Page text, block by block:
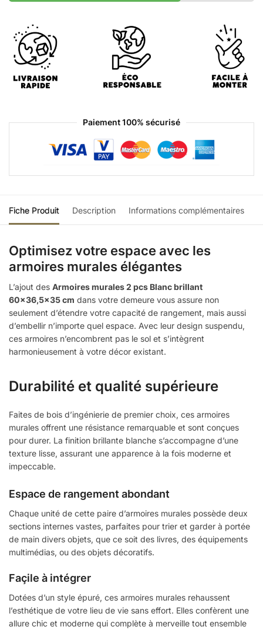
Paiement 100% sécurisé
Fiche Produit Description Informations complémentaires
Optimisez votre espace avec les
armoires murales élégantes
L’ajout des Armoires murales 2 pcs Blanc brillant
60×36,5×35 cm dans votre demeure vous assure non
seulement d’étendre votre capacité de rangement, mais aussi
d’embellir n’importe quel espace. Avec leur design suspendu,
ces armoires n’encombrent pas le sol et s’intègrent
harmonieusement à votre décor existant.
Durabilité et qualité supérieure
Faites de bois d’ingénierie de premier choix, ces armoires
murales offrent une résistance remarquable et sont conçues
pour durer. La finition brillante blanche s’accompagne d’une
texture lisse, assurant une apparence à la fois moderne et
impeccable.
Espace de rangement abondant
Chaque unité de cette paire d’armoires murales possède deux
sections internes vastes, parfaites pour trier et garder à portée
de main divers objets, que ce soit des livres, des équipements
multimédias, ou des objets décoratifs.
Façile à intégrer
Dotées d’un style épuré, ces armoires murales rehaussent
l’esthétique de votre lieu de vie sans effort. Elles confèrent une
allure chic et moderne qui complète à merveille tout ensemble